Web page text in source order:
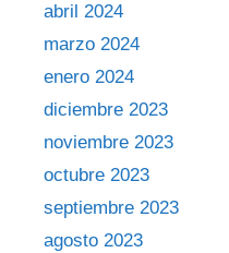
abril 2024
marzo 2024
enero 2024
diciembre 2023
noviembre 2023
octubre 2023
septiembre 2023
agosto 2023